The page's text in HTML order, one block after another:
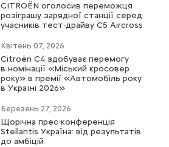
CITROËN оголосив переможця
розіграшу зарядної станції серед
учасників тест-драйву C5 Aircross
Квітень 07, 2026
Citroën C4 здобуває перемогу
в номінації «Міський кросовер
року» в премії «Автомобіль року
в Україні 2026»
Березень 27, 2026
Щорічна прес-конференція
Stellantis Україна: від результатів
до амбіцій